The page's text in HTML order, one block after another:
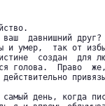
давнишний
и умер,  так от
создан  для
голова.  Право
день, когда